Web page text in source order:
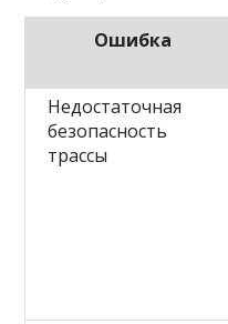
Ошибка
Недостаточная
безопасность
трассы